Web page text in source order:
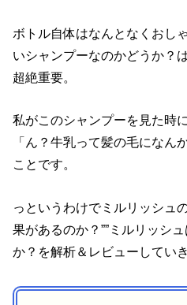
ボトル自体はなんとなくおし
いシャンプーなのかどうか？
超絶重要。
私がこのシャンプーを見た時
「ん？牛乳って髪の毛になん
ことです。
っというわけでミルリッシュ
果があるのか？””ミルリッシ
か？を解析＆レビューしてい